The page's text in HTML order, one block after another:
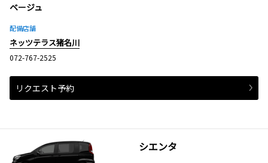
ベージュ
配備店舗
ネッツテラス猪名川
072-767-2525
リクエスト予約
シエンタ